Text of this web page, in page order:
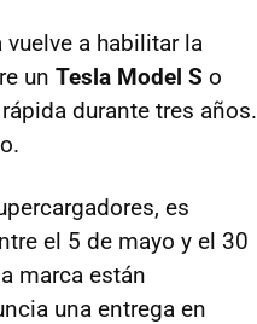
a habilitar la
un Tesla Model S o
durante tres años.
es
el 5 de mayo y el 30
marca están
una entrega en